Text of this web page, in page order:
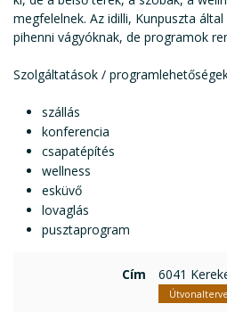
megfelelnek. Az idilli, Kunpuszta
pihenni vágyóknak, de programok
Szolgáltatások /
szállás
konferencia
csapatépítés
wellness
esküvő
lovaglás
pusztaprogram
Cím 6041